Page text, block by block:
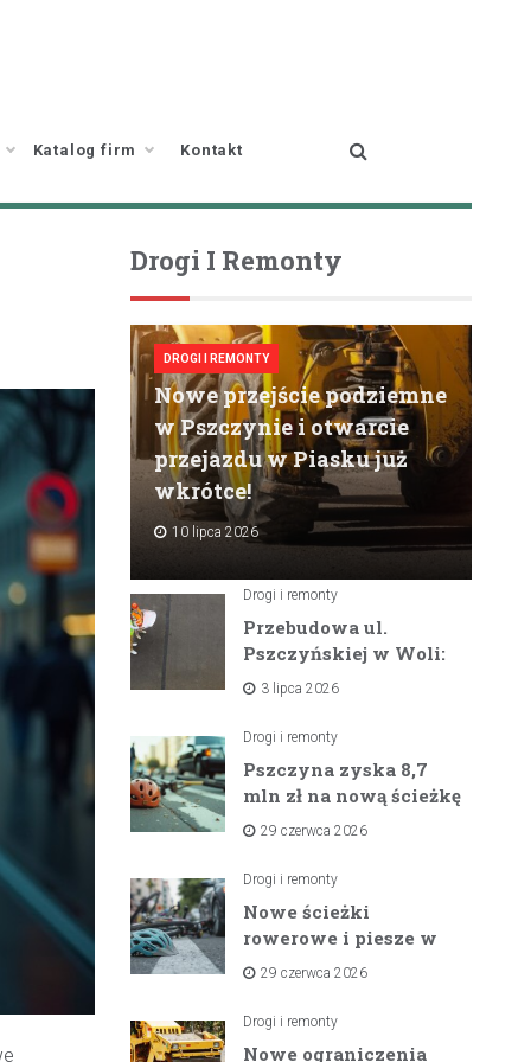
Katalog firm Kontakt
Drogi I Remonty
DROGI I REMONTY
Nowe przejście podziemne
w Pszczynie i otwarcie
przejazdu w Piasku już
wkrótce!
10 lipca 2026
Drogi i remonty
Przebudowa ul.
Pszczyńskiej w Woli:
Wielka inwestycja
horyzoncie
3 lipca 2026
Drogi i remonty
Pszczyna zyska 8,7
mln zł na nową ścieżkę
rowerową między
29 czerwca 2026
Drogi i remonty
Nowe ścieżki
rowerowe i piesze w
gminach Suszec i
unijnemu wsparciu
29 czerwca 2026
Drogi i remonty
Nowe ograniczenia